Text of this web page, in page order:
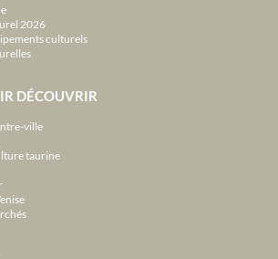
2026
culturels
DÉCOUVRIR
ville
taurine